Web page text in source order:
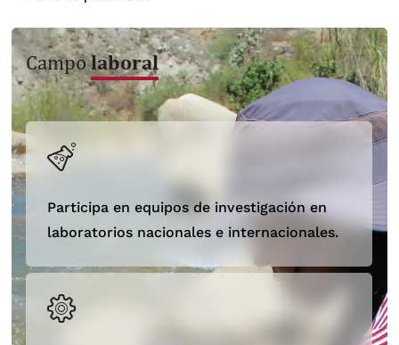
Campolaboral
Participa en equipos de investigación en
laboratorios nacionales e internacionales.